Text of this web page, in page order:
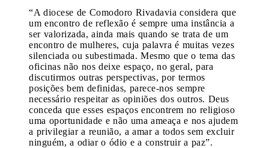
“A diocese de Comodoro Rivadavia considera que
um encontro de reflexão é sempre uma instância a
ser valorizada, ainda mais quando se trata de um
encontro de mulheres, cuja palavra é muitas vezes
silenciada ou subestimada. Mesmo que o tema das
oficinas não nos deixe espaço, no geral, para
discutirmos outras perspectivas, por termos
posições bem definidas, parece-nos sempre
necessário respeitar as opiniões dos outros. Deus
conceda que esses espaços encontrem no religioso
uma oportunidade e não uma ameaça e nos ajudem
a privilegiar a reunião, a amar a todos sem excluir
ninguém, a odiar o ódio e a construir a paz”.